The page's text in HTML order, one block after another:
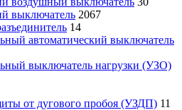
выключатель 2067
14
автоматический выключатель
выключатель нагрузки (УЗО)
от дугового пробоя (УЗДП) 11